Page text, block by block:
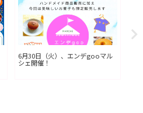
6月30日（火）、エンデgooマル
シェ開催！